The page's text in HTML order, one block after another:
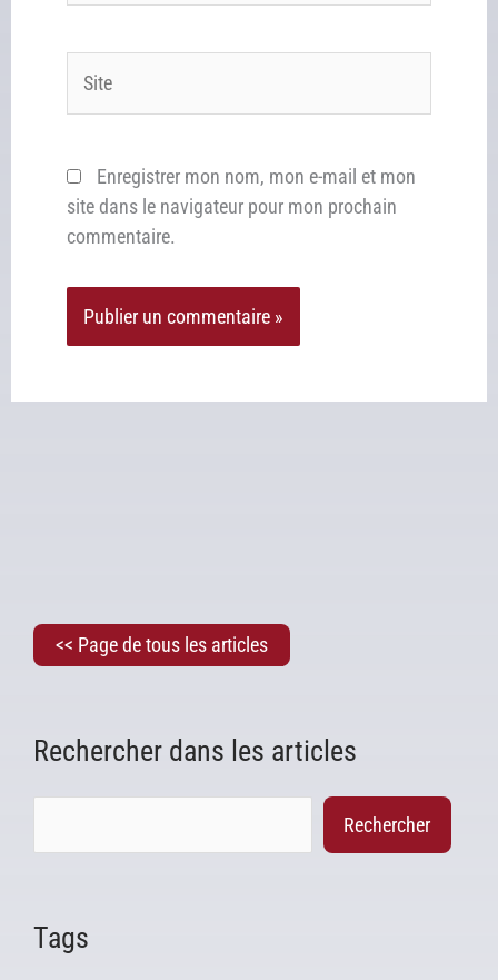
Enregistrer mon nom, mon e-mail et mon
site dans le navigateur pour mon prochain
commentaire.
<< Page de tous les articles
Rechercher dans les articles
Rechercher
Tags